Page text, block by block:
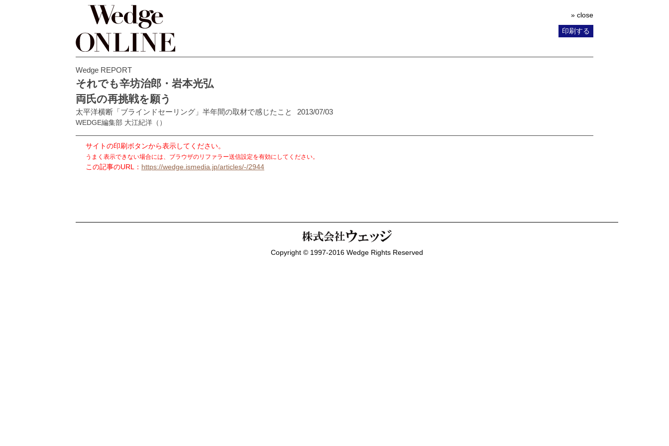
» close
印刷する
Wedge REPORT
それでも辛坊治郎・岩本光弘
両氏の再挑戦を願う
太平洋横断「ブラインドセーリング」半年間の取材で感じたこと 2013/07/03
WEDGE編集部 大江紀洋 （）
サイトの印刷ボタンから表示してください。
うまく表示できない場合には、ブラウザのリファラー送信設定を有効にしてください。
この記事のURL： https://wedge.ismedia.jp/articles/-/2944
Copyright © 1997-2016 Wedge Rights Reserved